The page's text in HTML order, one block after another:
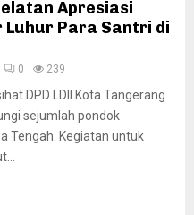
Apresiasi
Para Santri di
0 239
DPD LDII Kota Tangerang
sejumlah pondok
Tengah. Kegiatan untuk